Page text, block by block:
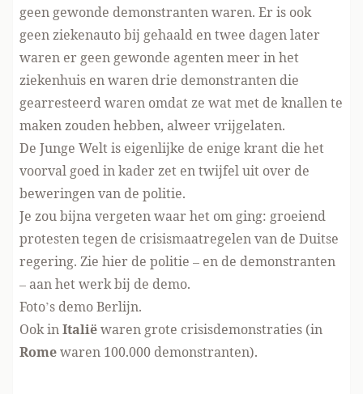
geen gewonde demonstranten waren. Er is ook
geen ziekenauto bij gehaald en twee dagen later
waren er geen gewonde agenten meer in het
ziekenhuis en waren drie demonstranten die
gearresteerd waren omdat ze wat met de knallen te
maken zouden hebben, alweer vrijgelaten.
De Junge Weltis eigenlijke de enige krant die het
voorval goed in kader zet en twijfel uit over de
beweringen van de politie.
Je zou bijna vergeten waar het om ging: groeiend
protesten tegen de crisismaatregelen van de Duitse
regering. Zie hier de politie – en de demonstranten
– aan het werk bij de demo.
Foto’s demo Berlijn.
Ook inItaliëwaren grote crisisdemonstraties (in
Romewaren 100.000 demonstranten).